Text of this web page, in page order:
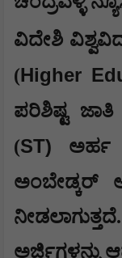
ವಿದೇಶಿ
(Higher
ಪರಿಶಿಷ್ಟ
(ST) ಅರ್ಹ
ಅಂಬೇಡ್ಕರ್
ಅರ್ಜಿಗಳನ್ನು